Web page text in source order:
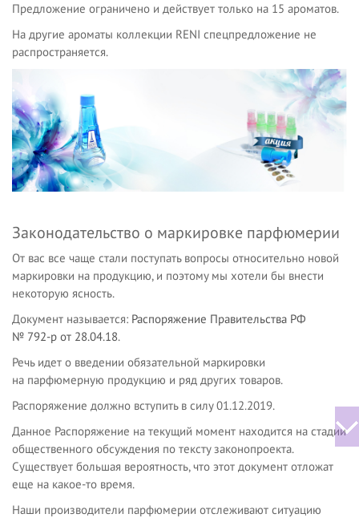
Предложение ограничено и действует только на 15 ароматов.
На другие ароматы коллекции RENI спецпредложение не
распространяется.
Законодательство о маркировке парфюмерии
От вас все чаще стали поступать вопросы относительно новой
маркировки на продукцию, и поэтому мы хотели бы внести
некоторую ясность.
Документ называется: Распоряжение Правительства РФ
№ 792-р от 28.04.18.
Речь идет о введении обязательной маркировки
на парфюмерную продукцию и ряд других товаров.
Распоряжение должно вступить в силу 01.12.2019.
Данное Распоряжение на текущий момент находится на стадии
общественного обсуждения по тексту законопроекта.
Существует большая вероятность, что этот документ отложат
еще на какое-то время.
Наши производители парфюмерии отслеживают ситуацию